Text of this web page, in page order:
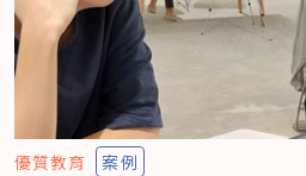
優質教育 案例